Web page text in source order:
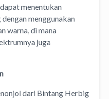
menentukan
menggunakan
warna, di mana
juga
dari Bintang Herbig